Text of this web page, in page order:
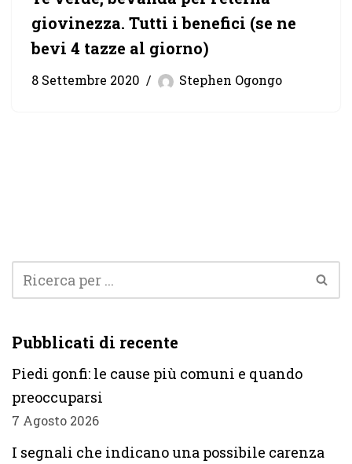
giovinezza. Tutti i benefici (se ne
bevi 4 tazze al giorno)
8 Settembre 2020 Stephen Ogongo
Pubblicati di recente
Piedi gonfi: le cause più comuni e quando
preoccuparsi
7 Agosto 2026
I segnali che indicano una possibile carenza